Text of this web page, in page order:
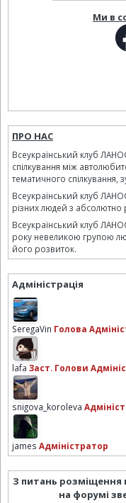
Ми в
ПРО НАС
Всеукраїнський клуб
спілкування між
тематичного спілкування,
Всеукраїнський клуб
різних людей з абсолютно
Всеукраїнський клуб
року невеликою групою
його розвиток.
Адміністрація
SeregaVin Голова
lafa Заст. Голови
snigova_koroleva
james Адміністратор
З питань розміщення
на форумі